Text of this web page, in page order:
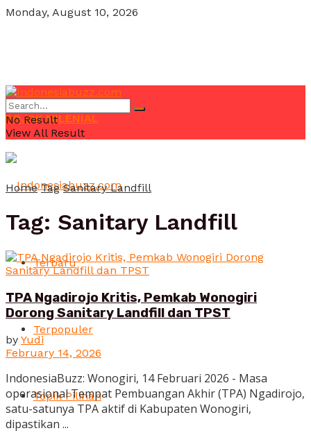
Monday, August 10, 2026
POJOK MILENIAL
Terbaru
Terpopuler
Topik Pilihan
No Result
View All Result
Home Tag Sanitary Landfill
Tag: Sanitary Landfill
TPA Ngadirojo Kritis, Pemkab Wonogiri
Dorong Sanitary Landfill dan TPST
by Yudi
February 14, 2026
IndonesiaBuzz: Wonogiri, 14 Februari 2026 - Masa
operasional Tempat Pembuangan Akhir (TPA) Ngadirojo,
satu-satunya TPA aktif di Kabupaten Wonogiri,
dipastikan ...